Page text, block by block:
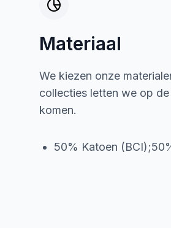
Materiaal
We kiezen onze
collecties letten we op
komen.
50% Katoen